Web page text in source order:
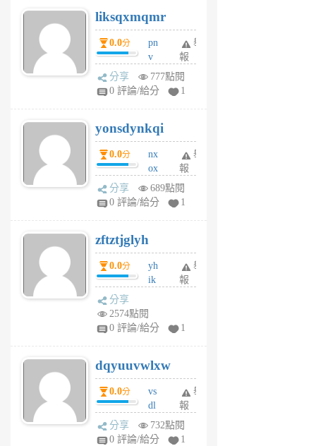
6
個
月
前
liksqxmqmr
0.0分
pn
v
wt
sv
6
個
月
前
舉
報
分享
777點閱
0 評論/給分
1
yonsdynkqi
0.0分
nx
ox
rh
pe
月
前
舉
報
分享
689點閱
0 評論/給分
1
zftztjglyh
0.0分
yh
ik
tu
6
個
月
前
舉
報
分享
2574點閱
0 評論/給分
1
dqyuuvwlxw
0.0分
vs
dl
sq
fy
舉
報
分享
732點閱
0 評論/給分
1